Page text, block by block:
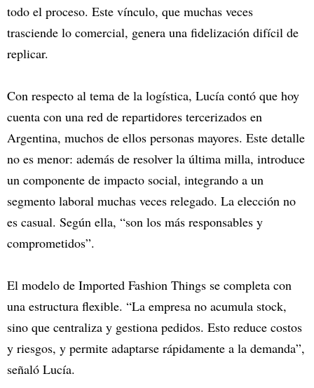
todo el proceso. Este vínculo, que muchas veces
trasciende lo comercial, genera una fidelización difícil de
replicar.
Con respecto al tema de la logística, Lucía contó que hoy
cuenta con una red de repartidores tercerizados en
Argentina, muchos de ellos personas mayores. Este detalle
no es menor: además de resolver la última milla, introduce
un componente de impacto social, integrando a un
segmento laboral muchas veces relegado. La elección no
es casual. Según ella, “son los más responsables y
comprometidos”.
El modelo de Imported Fashion Things se completa con
una estructura flexible. “La empresa no acumula stock,
sino que centraliza y gestiona pedidos. Esto reduce costos
y riesgos, y permite adaptarse rápidamente a la demanda”,
señaló Lucía.